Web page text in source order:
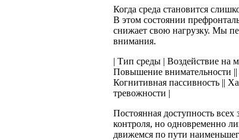
Когда среда становится
В этом состоянии
снижает свою нагрузку. Мы
внимания.
| Тип среды | Воздействие на
Повышение внимательности ||
Когнитивная пассивность ||
тревожности |
Постоянная доступность
контроля, но одновременно
движемся по пути